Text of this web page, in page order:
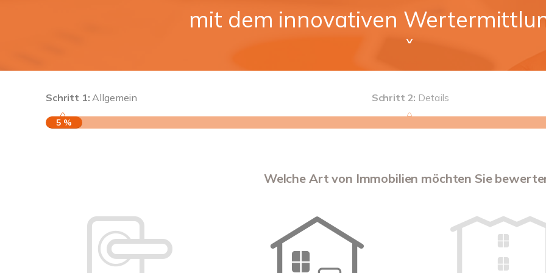
mit dem innovativen
ˇ
Schritt 1: Allgemein Schritt 2: Details
5 %
Welche Art von Immobilien möchten Sie